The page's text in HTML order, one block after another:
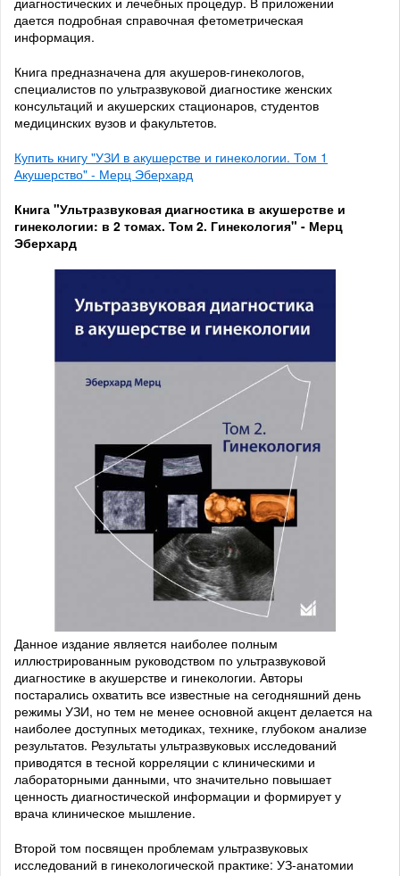
дается подробная справочная фетометрическая
информация.
Книга предназначена для акушеров-гинекологов,
специалистов по ультразвуковой диагностике женских
консультаций и акушерских стационаров, студентов
медицинских вузов и факультетов.
Купить книгу "УЗИ в акушерстве и гинекологии. Том 1
Акушерство" - Мерц Эберхард
Книга "Ультразвуковая диагностика в акушерстве и
гинекологии: в 2 томах. Том 2. Гинекология" - Мерц
Эберхард
Данное издание является наиболее полным
иллюстрированным руководством по ультразвуковой
диагностике в акушерстве и гинекологии. Авторы
постарались охватить все известные на сегодняшний день
режимы УЗИ, но тем не менее основной акцент делается на
наиболее доступных методиках, технике, глубоком анализе
результатов. Результаты ультразвуковых исследований
приводятся в тесной корреляции с клиническими и
лабораторными данными, что значительно повышает
ценность диагностической информации и формирует у
врача клиническое мышление.
Второй том посвящен проблемам ультразвуковых
исследований в гинекологической практике: УЗ-анатомии